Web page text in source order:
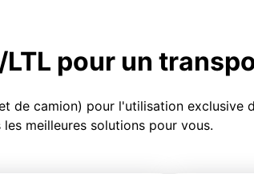
pour un
de camion) pour l'utilisation
meilleures solutions pour vous.